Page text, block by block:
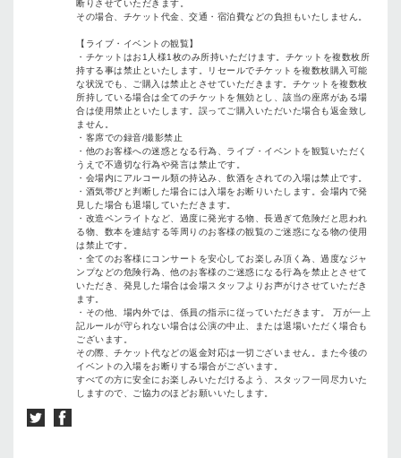
断りさせていただきます。
その場合、チケット代金、交通・宿泊費などの負担もいたしません。
【ライブ・イベントの観覧】
・チケットはお1人様1枚のみ所持いただけます。チケットを複数枚所
持する事は禁止といたします。リセールでチケットを複数枚購入可能
な状況でも、ご購入は禁止とさせていただきます。チケットを複数枚
所持している場合は全てのチケットを無効とし、該当の座席がある場
合は使用禁止といたします。誤ってご購入いただいた場合も返金致し
ません。
・客席での録音/撮影禁止
・他のお客様への迷惑となる行為、ライブ・イベントを観覧いただく
うえで不適切な行為や発言は禁止です。
・会場内にアルコール類の持込み、飲酒をされての入場は禁止です。
・酒気帯びと判断した場合には入場をお断りいたします。会場内で発
見した場合も退場していただきます。
・改造ペンライトなど、過度に発光する物、長過ぎて危険だと思われ
る物、数本を連結する等周りのお客様の観覧のご迷惑になる物の使用
は禁止です。
・全てのお客様にコンサートを安心してお楽しみ頂く為、過度なジャ
ンプなどの危険行為、他のお客様のご迷惑になる行為を禁止とさせて
いただき、発見した場合は会場スタッフよりお声がけさせていただき
ます。
・その他、場内外では、係員の指示に従っていただきます。 万が一上
記ルールが守られない場合は公演の中止、または退場いただく場合も
ございます。
その際、チケット代などの返金対応は一切ございません。また今後の
イベントの入場をお断りする場合がございます。
すべての方に安全にお楽しみいただけるよう、スタッフ一同尽力いた
しますので、ご協力のほどお願いいたします。